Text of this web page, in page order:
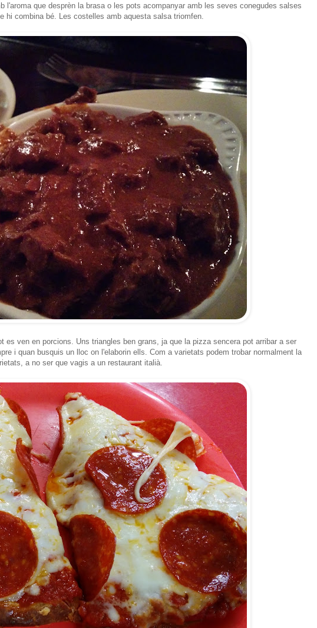
l'aroma que desprèn la brasa o les pots acompanyar amb les seves conegudes salses
combina bé. Les costelles amb aquesta salsa triomfen.
es ven en porcions. Uns triangles ben grans, ja que la pizza sencera pot arribar a ser
i quan busquis un lloc on l'elaborin ells. Com a varietats podem trobar normalment la
a no ser que vagis a un restaurant italià.